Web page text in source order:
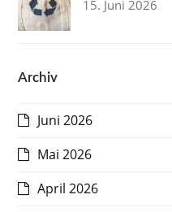
15. Juni 2026
Archiv
Juni 2026
Mai 2026
April 2026